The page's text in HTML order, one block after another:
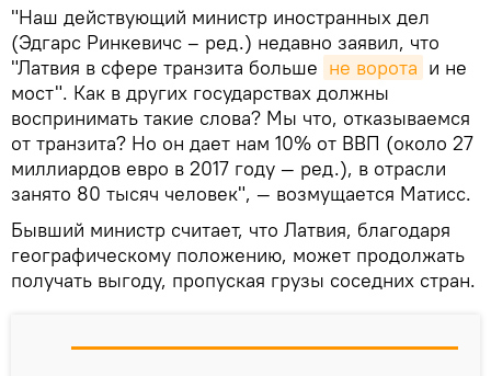
"Наш действующий министр иностранных дел
(Эдгарс Ринкевичс – ред.) недавно заявил, что
"Латвия в сфере транзита больше не ворота и не
мост". Как в других государствах должны
воспринимать такие слова? Мы что, отказываемся
от транзита? Но он дает нам 10% от ВВП (около 27
миллиардов евро в 2017 году — ред.), в отрасли
занято 80 тысяч человек", — возмущается Матисс.
Бывший министр считает, что Латвия, благодаря
географическому положению, может продолжать
получать выгоду, пропуская грузы соседних стран.